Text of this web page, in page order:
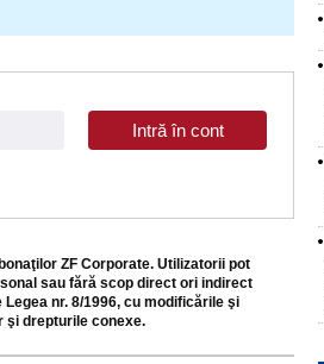
ZF Corporate. Utilizatorii pot
sau fără scop direct ori indirect
nr. 8/1996, cu modificările şi
şi drepturile conexe.